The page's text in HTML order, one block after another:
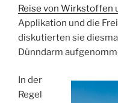
Reise von Wirkstoffen
Applikation und die
diskutierten sie
Dünndarm
In der
Regel